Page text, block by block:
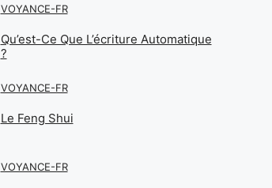
VOYANCE-FR
Qu’est-Ce Que L’écriture Automatique
?
VOYANCE-FR
Le Feng Shui
VOYANCE-FR